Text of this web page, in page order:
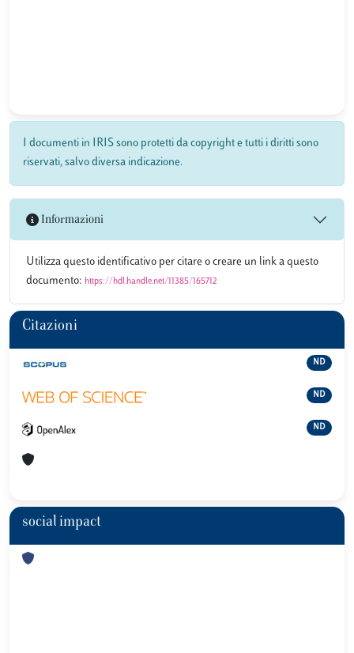
I documenti in IRIS sono protetti da copyright e tutti i diritti sono
riservati, salvo diversa indicazione.
Informazioni
Utilizza questo identificativo per citare o creare un link a questo
documento: https://hdl.handle.net/11385/165712
Citazioni
ND
ND
ND
social impact